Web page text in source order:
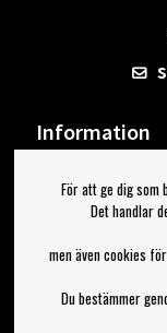
Information
Om Bengans
FAQ / Köp- &
Jag
För att ge dig som
Det handlar
men även cookies
Du bestämmer